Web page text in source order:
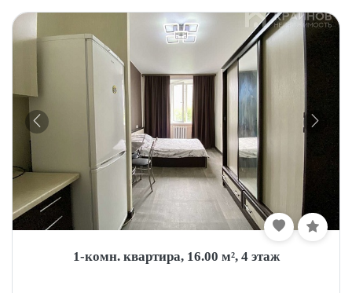
1-комн. квартира, 16.00 м², 4 этаж